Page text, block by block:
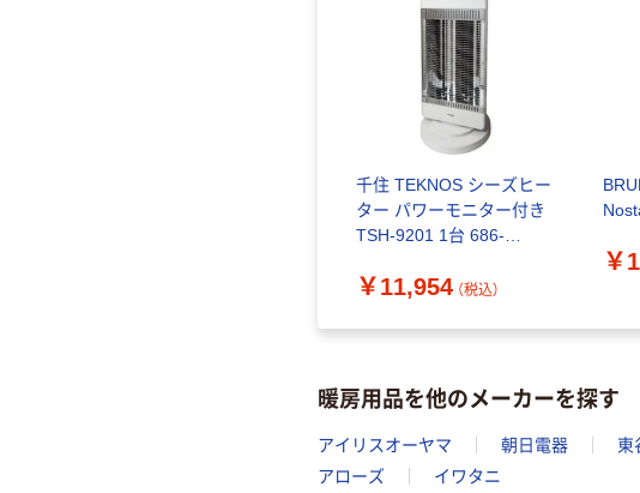
千住 TEKNOS シーズヒー
ター パワーモニター付き
TSH-9201 1台 686-
￥11,954 （税込）
￥
暖房用品を他のメーカーを探す
アイリスオーヤマ 朝日電器 東
アローズ
イワタニ